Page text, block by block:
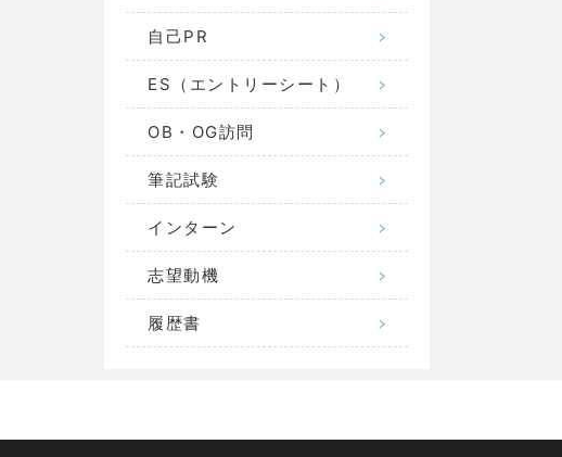
自己PR
ES（エントリーシート）
OB・OG訪問
筆記試験
インターン
志望動機
履歴書